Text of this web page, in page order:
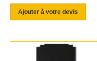
Ajouter à votre devis